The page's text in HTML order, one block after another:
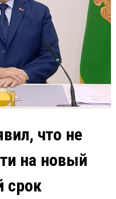
что не
на новый
срок